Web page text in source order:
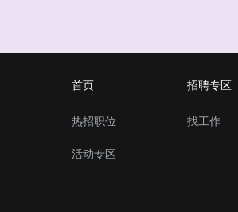
首页
热招职位
活动专区
招聘专区
找工作